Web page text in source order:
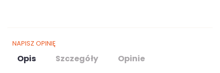
NAPISZ OPINIĘ
Opis Szczegóły
Opinie